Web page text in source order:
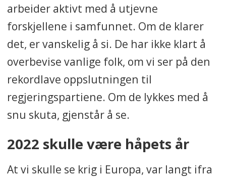
arbeider aktivt med å utjevne
forskjellene i samfunnet. Om de klarer
det, er vanskelig å si. De har ikke klart å
overbevise vanlige folk, om vi ser på den
rekordlave oppslutningen til
regjeringspartiene. Om de lykkes med å
snu skuta, gjenstår å se.
2022 skulle være håpets år
At vi skulle se krig i Europa, var langt ifra